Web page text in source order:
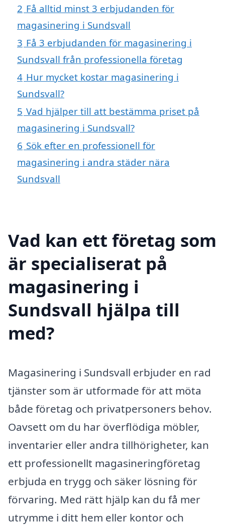
2 Få alltid minst 3 erbjudanden för
magasinering i Sundsvall
3 Få 3 erbjudanden för magasinering i
Sundsvall från professionella företag
4 Hur mycket kostar magasinering i
Sundsvall?
5 Vad hjälper till att bestämma priset på
magasinering i Sundsvall?
6 Sök efter en professionell för
magasinering i andra städer nära
Sundsvall
Vad kan ett företag som
är specialiserat på
magasinering i
Sundsvall hjälpa till
med?
Magasinering i Sundsvall erbjuder en rad
tjänster som är utformade för att möta
både företag och privatpersoners behov.
Oavsett om du har överflödiga möbler,
inventarier eller andra tillhörigheter, kan
ett professionellt magasineringföretag
erbjuda en trygg och säker lösning för
förvaring. Med rätt hjälp kan du få mer
utrymme i ditt hem eller kontor och